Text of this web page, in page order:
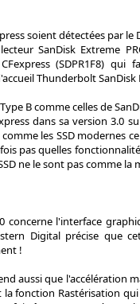
soient détectées par
SanDisk Extreme
CFexpress (SDPR1F8)
Thunderbolt SanDisk
B comme celles de
dans sa version
les SSD modernes
pas quelles
ne le sont pas comme
concerne l'interface
Digital précise que
!
aussi que l'accélération
fonction Rastérisation